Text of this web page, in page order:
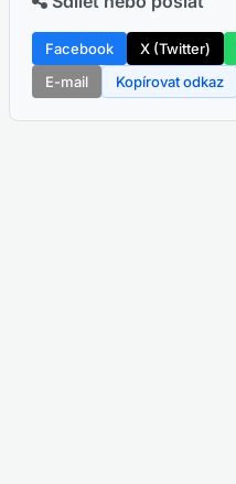
Facebook X (Twitter)
E-mail
Kopírovat odkaz